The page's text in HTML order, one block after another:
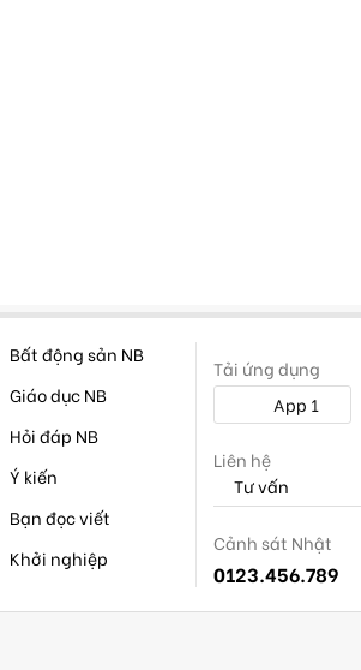
Bất động sản NB
Giáo dục NB
Hỏi đáp NB
Ý kiến
Bạn đọc viết
Khởi nghiệp
Tải ứng dụng
App 1
Liên hệ
Tư vấn
Cảnh sát Nhật
0123.456.789